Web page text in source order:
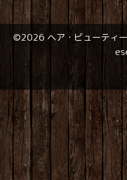
©2026 ヘア・ビューティ